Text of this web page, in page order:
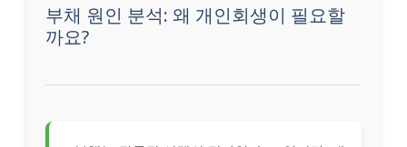
부채 원인 분석: 왜 개인회생이 필요할
까요?